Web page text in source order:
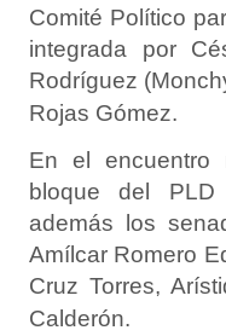
Comité Político
integrada por
Rodríguez
Rojas Gómez.
En el encuentro
bloque del PLD
además los
Amílcar Romero
Cruz Torres,
Calderón.